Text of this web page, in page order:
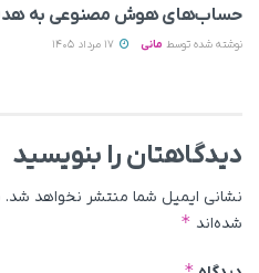
حساب‌های هوش مصنوعی به هدف
نوشته شده توسط مانی
دیدگاهتان را بنویسید
نشانی ایمیل شما منتشر نخواهد شد.
شده‌اند *